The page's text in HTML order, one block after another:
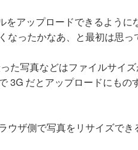
をアップロードできるよう
ったかなあ、と最初は思っ
た写真などはファイルサイ
3G だとアップロードにも
ウザ側で写真をリサイズでき